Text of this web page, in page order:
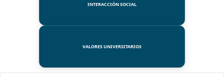
INTERACCIÓN SOCIAL
VALORES UNIVERSITARIOS